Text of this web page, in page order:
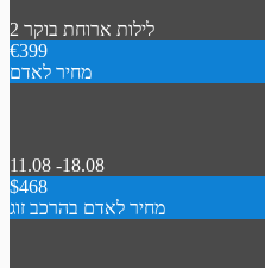
2 לילות ארוחת בוקר
€399
מחיר לאדם
11.08 -18.08
$468
מחיר לאדם בהרכב זוג